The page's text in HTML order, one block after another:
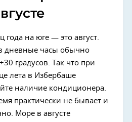
на юге — это август.
дневные часы обычно
градусов. Так что при
лета в Избербаше
наличие кондиционера.
практически не бывает и
Море в августе